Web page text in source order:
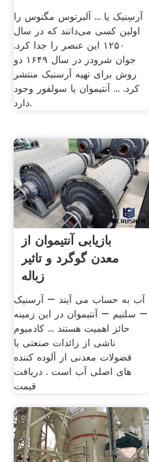
آرسِنیک یا ... آلبرتوس مگنوس را
اولین کسی می‌دانند که در سال
۱۲۵۰ این عنصر را جدا کرد.
جوان شرودر در سال ۱۶۴۹ دو
روش برای تهیه آرسنیک منتشر
کرد. ... آنتیموان یا سولفور وجود
دارد.
بازیابی آنتیموان از
معدن گوگرد و تاثیر
زباله
آب به حساب می آیند – آرسنیک
– سلنیم – آنتیموان در این زمینه
حائز اهمیت هستند ... کادمیوم
ناشی از زائدات صنعتی یا
فضولات معدنی از آلوده کننده
های اصلی آب است . دریافت
قیمت